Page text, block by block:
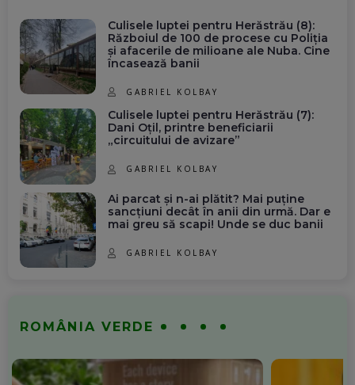
Culisele luptei pentru Herăstrău (8):
Războiul de 100 de procese cu Poliția
și afacerile de milioane ale Nuba. Cine
încasează banii
GABRIEL KOLBAY
Culisele luptei pentru Herăstrău (7):
Dani Oțil, printre beneficiarii
„circuitului de avizare”
GABRIEL KOLBAY
Ai parcat și n-ai plătit? Mai puține
sancțiuni decât în anii din urmă. Dar e
mai greu să scapi! Unde se duc banii
GABRIEL KOLBAY
ROMÂNIA VERDE